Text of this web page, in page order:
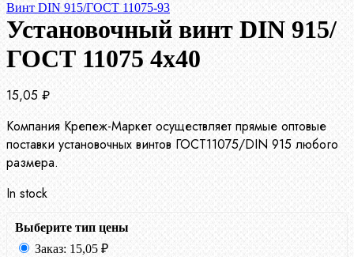
Винт DIN 915/ГОСТ 11075-93
Установочный винт DIN 915/
ГОСТ 11075 4х40
15,05 ₽
Компания Крепеж-Маркет осуществляет прямые оптовые
поставки установочных винтов ГОСТ11075/DIN 915 любого
размера.
In stock
Выберите тип цены
Заказ: 15,05 ₽